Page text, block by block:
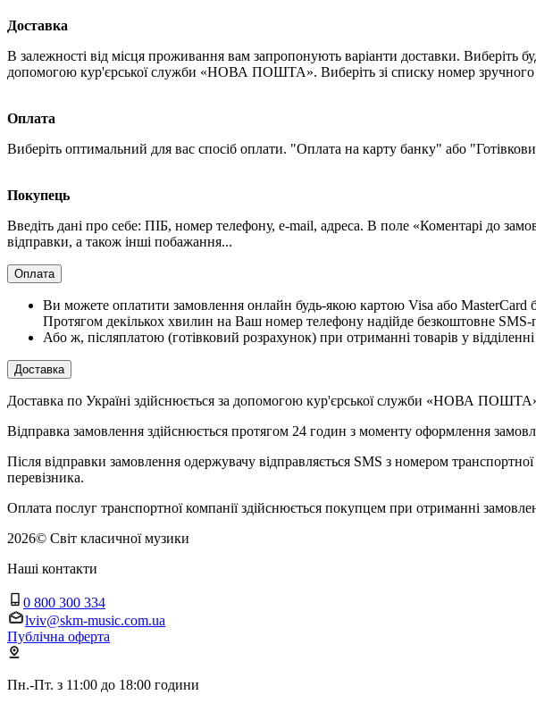
Доставка
В залежності від місця проживання вам запропонують варіанти доставки. Виберіть
допомогою кур'єрської служби «НОВА ПОШТА». Виберіть зі списку номер
Оплата
Виберіть оптимальний для вас спосіб оплати. "Оплата на карту банку" або
Покупець
Введіть дані про себе: ПІБ, номер телефону, e-mail, адреса. В поле «Коментарі до
відправки, а також інші побажання...
Оплата
Ви можете оплатити замовлення онлайн будь-якою картою Visa або MasterCard
Протягом декількох хвилин на Ваш номер телефону надійде безкоштовне
Або ж, післяплатою (готівковий розрахунок) при отриманні товарів у
Доставка
Доставка по Україні здійснюється за допомогою кур'єрської служби «НОВА
Відправка замовлення здійснюється протягом 24 годин з моменту оформлення
Після відправки замовлення одержувачу відправляється SMS з номером
перевізника.
Оплата послуг транспортної компанії здійснюється покупцем при отриманні
2026© Світ класичної музики
Наші контакти
0 800 300 334
lviv@skm-music.com.ua
Публічна оферта
Пн.-Пт. з 11:00 до 18:00 години